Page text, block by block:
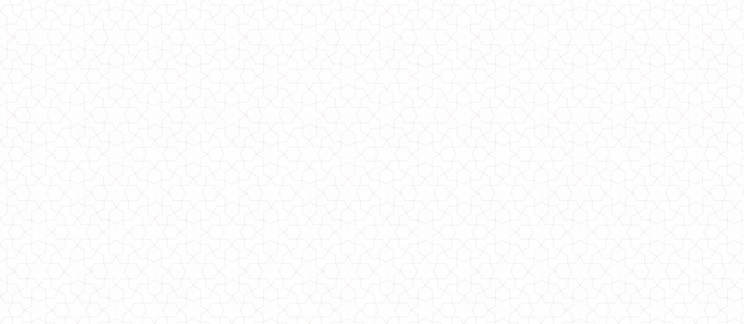
Женское платье с разрезом сзади
Женское платье спортивного стиля норма и батал
540.00грн.